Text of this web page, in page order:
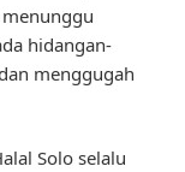
menunggu
hidangan-
menggugah
Solo selalu